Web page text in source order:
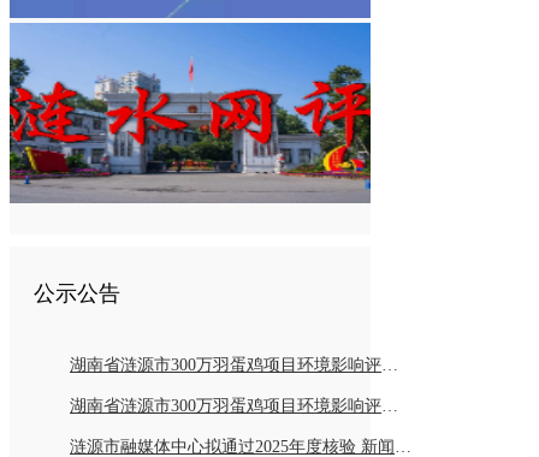
公示公告
湖南省涟源市300万羽蛋鸡项目环境影响评价报告书报批前公示
湖南省涟源市300万羽蛋鸡项目环境影响评价公众参与第二次公示
涟源市融媒体中心拟通过2025年度核验 新闻记者持证情况公示